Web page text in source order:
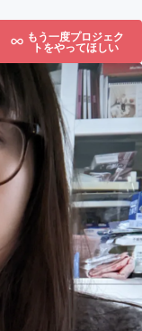
もう一度プロジェク
トをやってほしい